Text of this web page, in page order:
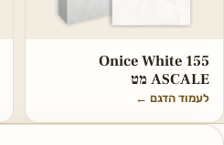
Onice White 155
ASCALE מט
לעמוד הדגם ←